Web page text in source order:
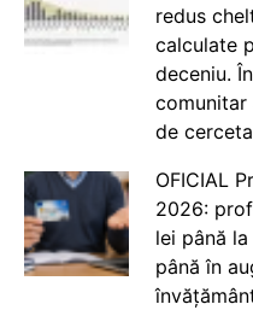
redus
calculate
deceniu.
comunitar
de
OFICIAL
2026:
lei până
până în